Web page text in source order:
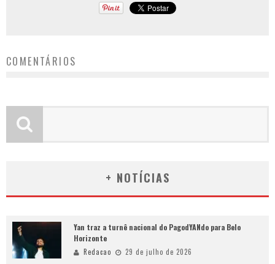
COMENTÁRIOS
+ NOTÍCIAS
Yan traz a turnê nacional do PagodYANdo para Belo
Horizonte
Redacao 29 de julho de 2026